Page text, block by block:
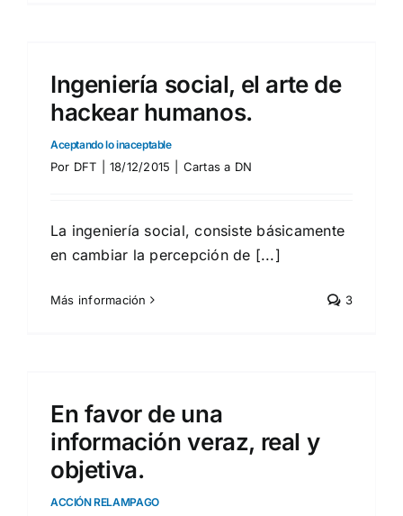
Ingeniería social, el arte de
hackear humanos.
Aceptando lo inaceptable
Por DFT 18/12/2015 Cartas a DN
La ingeniería social, consiste básicamente
en cambiar la percepción de [...]
Más información 3
En favor de una
información veraz, real y
objetiva.
ACCIÓN RELAMPAGO